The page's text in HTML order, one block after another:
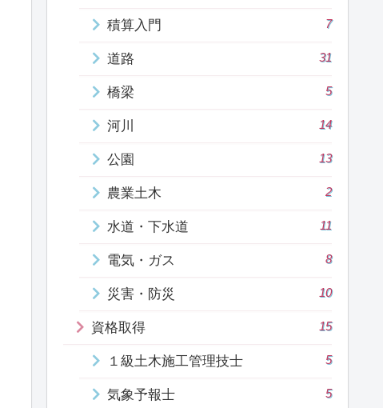
積算入門 7
道路 31
橋梁 5
河川 14
公園 13
農業土木 2
水道・下水道 11
電気・ガス 8
災害・防災 10
資格取得 15
１級土木施工管理技士 5
気象予報士 5